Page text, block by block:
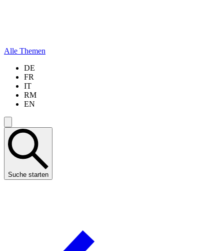
Alle Themen
DE
FR
IT
RM
EN
Suche starten